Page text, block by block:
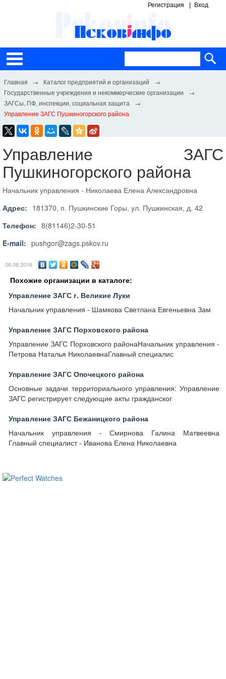
Регистрация Вход
Каталог предприятий и организаций
Государственные учреждения и некоммерческие организации
ЗАГСы, ПФ, инспекции, социальная защита
Управление ЗАГС Пушкиногорского района
Управление ЗАГС
Пушкиногорского района
Начальник управления - Николаева Елена Александровна
Адрес: 181370, п. Пушкинские Горы, ул. Пушкинская, д. 42
Телефон: 8(81146)2-30-51
E-mail: pushgor@zags.pskov.ru
06.08.2016
Похожие организации в каталоге:
Управление ЗАГС г. Великие Луки
Начальник управления - Шамкова Светлана Евгеньевна Зам
Управление ЗАГС Порховского района
Управление ЗАГС Порховского районаНачальник управления -
Петрова Наталья НиколаевнаГлавный специалис
Управление ЗАГС Опочецкого района
Основные задачи территориального управления: Управление
ЗАГС регистрирует следующие акты гражданског
Управление ЗАГС Бежаницкого района
Начальник управления - Смирнова Галина Матвеевна
Главный специалист - Иванова Елена Николаевна